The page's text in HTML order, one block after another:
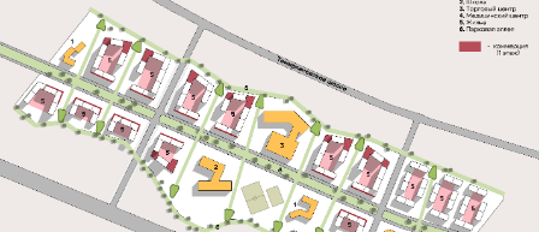
КОНЦЕПЦИЯ И
ПРЕДПРОЕКТНАЯ СТАДИЯ